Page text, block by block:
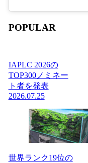
POPULAR
IAPLC 2026の
TOP300ノミネー
ト者を発表
2026.07.25
世界ランク19位の